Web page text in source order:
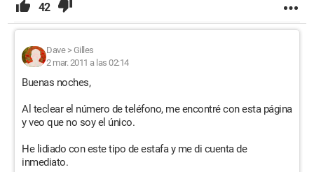
RAZÓN DEL ALQUILER:
Por razones laborales, ahora estoy en Lyon (FRANCIA)
formación, participa en un convoy humanitario de Médicos
Sin Fronteras. Por eso estamos alquilando
el apartamento para que no se quede vacío todo este tiempo...
Lo alquilamos a 1000 CHF (aproximadamente 800 euros)
incluyendo todos los
así que si realmente estás interesado, por favor déjame tus
datos para la cita.
42
Dave> Gilles
2 mar. 2011 a las 02:14
Buenas noches,
Al teclear el número de teléfono, me encontré con esta página
y veo que no soy el único.
He lidiado con este tipo de estafa y me di cuenta de
inmediato.